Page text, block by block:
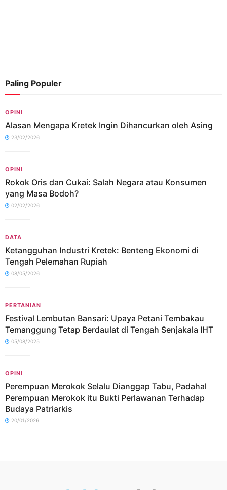
Paling Populer
OPINI
Alasan Mengapa Kretek Ingin Dihancurkan oleh Asing
23/02/2026
OPINI
Rokok Oris dan Cukai: Salah Negara atau Konsumen
yang Masa Bodoh?
02/02/2026
DATA
Ketangguhan Industri Kretek: Benteng Ekonomi di
Tengah Pelemahan Rupiah
08/05/2026
PERTANIAN
Festival Lembutan Bansari: Upaya Petani Tembakau
Temanggung Tetap Berdaulat di Tengah Senjakala IHT
05/08/2025
OPINI
Perempuan Merokok Selalu Dianggap Tabu, Padahal
Perempuan Merokok itu Bukti Perlawanan Terhadap
Budaya Patriarkis
20/01/2026